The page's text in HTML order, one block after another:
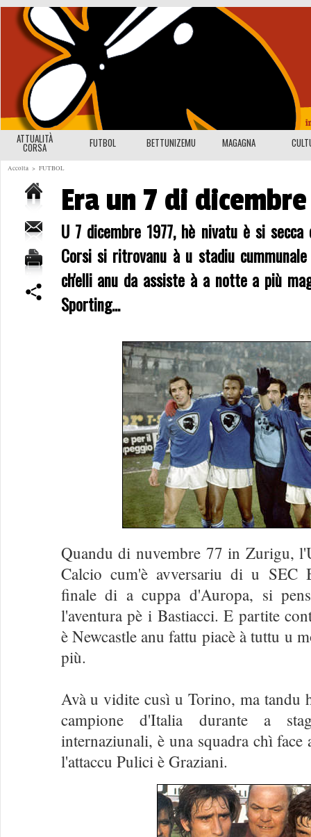
ATTUALITÀ
CORSA FUTBOL BETTUNIZEMU MAGAGNA
Accolta > FUTBOL
Era un 7 di
U 7 dicembre 1977, hè nivatu è si
Corsi si ritrovanu à u stadiu
ch'elli anu da assiste à a notte a più
Sporting...
Quandu di nuvembre 77 in Zurigu,
Calcio cum'è avversariu di u SEC
finale di a cuppa d'Auropa, si
l'aventura pè i Bastiacci. E partite
è Newcastle anu fattu piacè à tuttu u
più.
Avà u vidite cusì u Torino, ma tandu
campione d'Italia durante a
internaziunali, è una squadra chì
l'attaccu Pulici è Graziani.